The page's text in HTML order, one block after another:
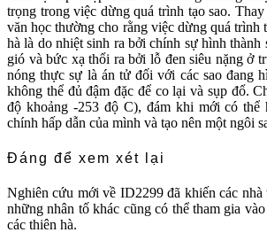
trọng trong việc dừng quá trình tạo sao.
văn học thường cho rằng việc dừng quá trình
hà là do nhiệt sinh ra bởi chính sự hình thành
gió và bức xạ thổi ra bởi lỗ đen siêu nặng ở
nóng thực sự là án tử đối với các sao đang
không thể đủ đậm đặc để co lại và sụp đổ.
độ khoảng -253 độ C), đám khi mới có thể
chính hấp dẫn của mình và tạo nên một ngôi
Đáng để xem xét lại
Nghiên cứu mới về ID2299 đã khiến các
những nhân tố khác cũng có thể tham gia
các thiên hà.